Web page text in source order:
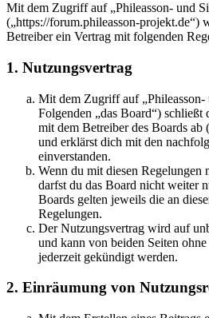
Mit dem Zugriff auf „Phileasson- und
(„https://forum.phileasson-projekt.de“)
Betreiber ein Vertrag mit folgenden
1. Nutzungsvertrag
Mit dem Zugriff auf
Folgenden „das Board“) schließt
mit dem Betreiber des Boards ab
und erklärst dich mit den
einverstanden.
Wenn du mit diesen Regelungen
darfst du das Board nicht weiter
Boards gelten jeweils die an
Regelungen.
Der Nutzungsvertrag wird auf
und kann von beiden Seiten
jederzeit gekündigt werden.
2. Einräumung von